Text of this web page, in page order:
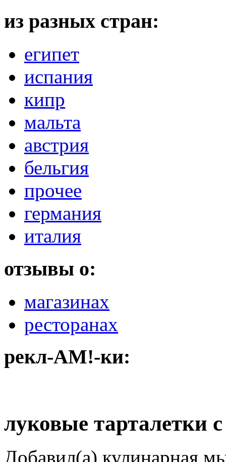
из разных стран:
египет
испания
кипр
мальта
австрия
бельгия
прочее
германия
италия
отзывы о:
магазинах
ресторанах
рекл-АМ!-ки:
луковые тарталетки
Добавил(а) кулинарная